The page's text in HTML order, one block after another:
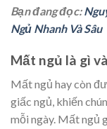
Bạn đang đọc:
Ngủ Nhanh Và Sâu
Mất ngủ là gì
Mất ngủ hay còn
giấc ngủ, khiến
mỗi ngày. Mất ngủ